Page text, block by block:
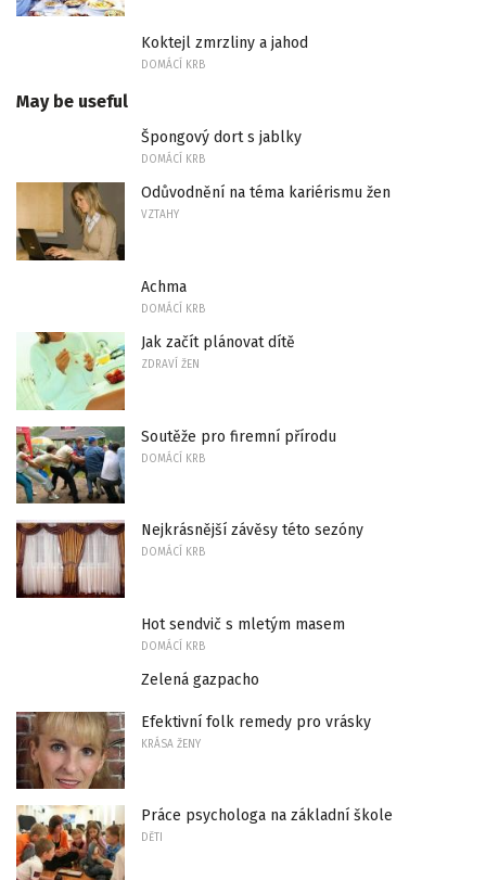
Koktejl zmrzliny a jahod
DOMÁCÍ KRB
May be useful
Špongový dort s jablky
DOMÁCÍ KRB
Odůvodnění na téma kariérismu žen
VZTAHY
Achma
DOMÁCÍ KRB
Jak začít plánovat dítě
ZDRAVÍ ŽEN
Soutěže pro firemní přírodu
DOMÁCÍ KRB
Nejkrásnější závěsy této sezóny
DOMÁCÍ KRB
Hot sendvič s mletým masem
DOMÁCÍ KRB
Zelená gazpacho
Efektivní folk remedy pro vrásky
KRÁSA ŽENY
Práce psychologa na základní škole
DĚTI